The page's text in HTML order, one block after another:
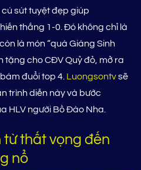
sút tuyệt đẹp giúp
thắng 1-0. Đó không chỉ là
là món “quà Giáng Sinh
tặng cho CĐV Quỷ đỏ, mở ra
đuổi top 4. Luongsontvsẽ
trình diễn này và bước
HLV người Bồ Đào Nha.
từ thất vọng đến
nổ